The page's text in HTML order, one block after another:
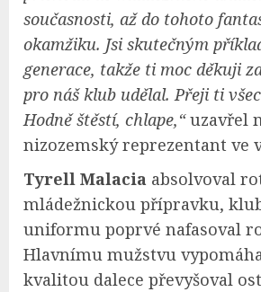
současnosti, až do tohoto
okamžiku. Jsi skutečným
generace, takže ti moc děkuji
pro náš klub udělal. Přeji ti
Hodně štěstí, chlape,“uzavřel
nizozemský reprezentant ve
Tyrell Malacia absolvoval
mládežnickou přípravku,
uniformu poprvé nafasoval
Hlavnímu mužstvu
kvalitou dalece převyšoval